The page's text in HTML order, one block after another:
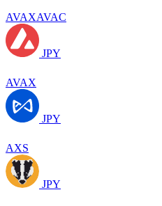
AVAXAVAC
JPY
AVAX
JPY
AXS
JPY